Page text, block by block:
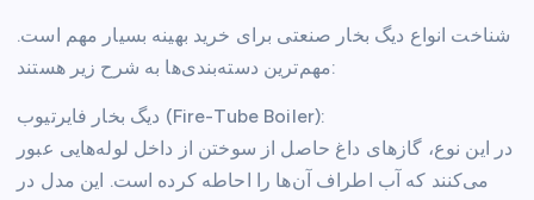
شناخت انواع دیگ بخار صنعتی برای خرید بهینه بسیار مهم است.
مهم‌ترین دسته‌بندی‌ها به شرح زیر هستند:
دیگ بخار فایرتیوب (Fire-Tube Boiler):
در این نوع، گازهای داغ حاصل از سوختن از داخل لوله‌هایی عبور
می‌کنند که آب اطراف آن‌ها را احاطه کرده است. این مدل در